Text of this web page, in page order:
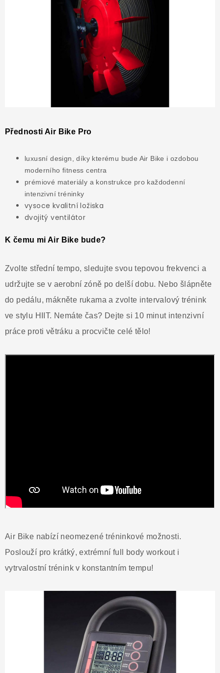
Přednosti Air Bike Pro
luxusní design, díky kterému bude Air Bike i ozdobou
moderního fitness centra
prémiové materiály a konstrukce pro každodenní
intenzivní tréninky
vysoce kvalitní ložiska
dvojitý ventilátor
K čemu mi Air Bike bude?
Zvolte střední tempo, sledujte svou tepovou frekvenci a
udržujte se v aerobní zóně po delší dobu. Nebo šlápněte
do pedálu, mákněte rukama a zvolte intervalový trénink
ve stylu HIIT. Nemáte čas? Dejte si 10 minut intenzivní
práce proti větráku a procvičte celé tělo!
Air Bike nabízí neomezené tréninkové možnosti.
Poslouží pro krátký, extrémní full body workout i
vytrvalostní trénink v konstantním tempu!